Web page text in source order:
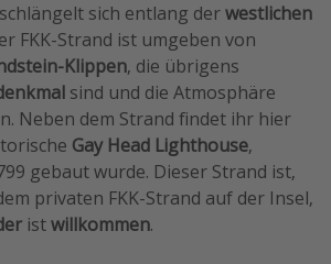
sich entlang derwestlichen
FKK-Strand ist umgeben von
Klippen, die übrigens
sind und die Atmosphäre
Neben dem Strand findet ihr hier
Gay Head Lighthouse,
gebaut wurde. Dieser Strand ist,
privaten FKK-Strand auf der Insel,
istwillkommen.